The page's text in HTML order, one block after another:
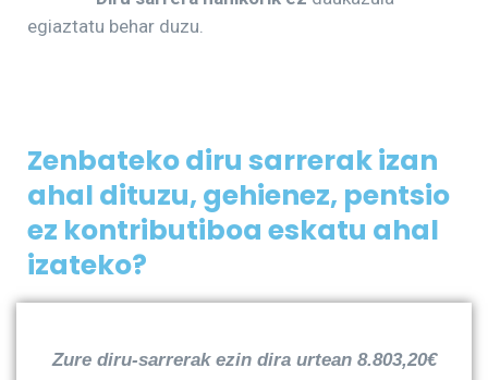
egiaztatu behar duzu.
Zenbateko diru sarrerak izan
ahal dituzu, gehienez, pentsio
ez kontributiboa eskatu ahal
izateko?
Zure diru-sarrerak ezin dira urtean 8.803,20€